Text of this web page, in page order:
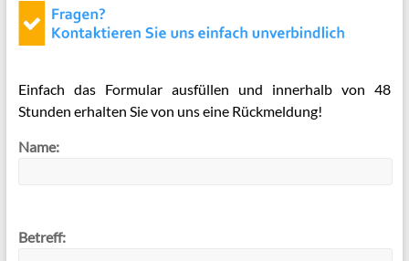
Einfach das Formular ausfüllen und innerhalb von 48
Stunden erhalten Sie von uns eine Rückmeldung!
Name:
Betreff: